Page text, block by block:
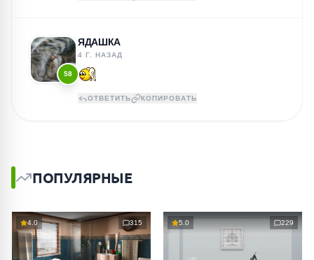
58
ЯДАШКА
4 Г. НАЗАД
ОТВЕТИТЬ КОПИРОВАТЬ
ПОПУЛЯРНЫЕ
4.0 315 5.0 229